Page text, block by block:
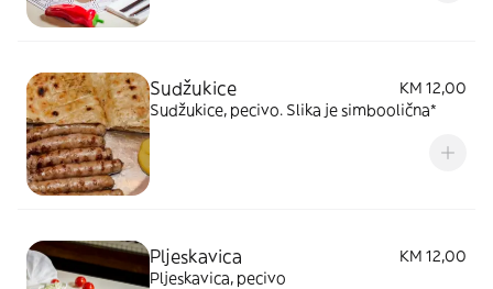
Sudžukice
KM 12,00
Sudžukice, pecivo. Slika je simboolična*
Pljeskavica
KM 12,00
Pljeskavica, pecivo